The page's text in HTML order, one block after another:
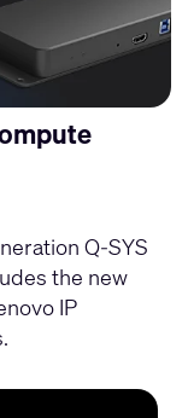
Q-SYS
the new
IP